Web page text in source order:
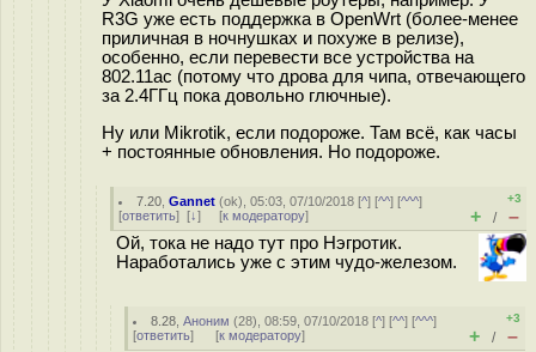
R3G уже есть поддержка в OpenWrt (более-менее
приличная в ночнушках и похуже в релизе),
особенно, если перевести все устройства на
802.11ac (потому что дрова для чипа, отвечающего
за 2.4ГГц пока довольно глючные).
Ну или Mikrotik, если подороже. Там всё, как часы
+ постоянные обновления. Но подороже.
7.20 ,Gannet (ok), 05:03, 07/10/2018 [^] [^^] [^^^]
[ответить] [↓] [к модератору]
+3
+ / –
Ой, тока не надо тут про Нэгротик.
Наработались уже с этим чудо-железом.
8.28 ,Аноним (28), 08:59, 07/10/2018 [^] [^^] [^^^]
[ответить] [к модератору]
+3
+ / –